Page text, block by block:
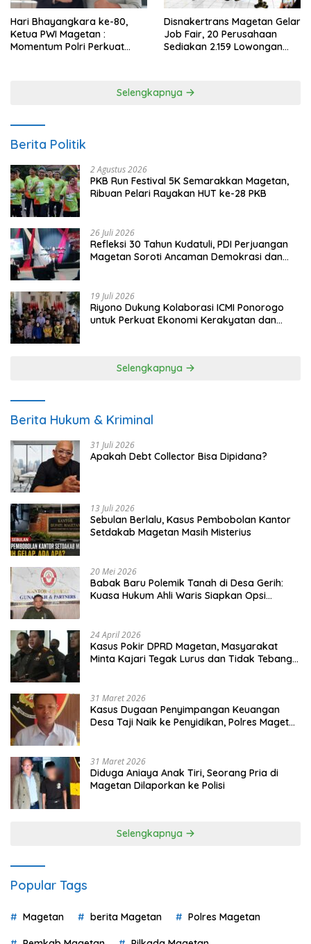
Hari Bhayangkara ke-80,
Ketua PWI Magetan :
Momentum Polri Perkuat
Disnakertrans Magetan Gelar
Job Fair, 20 Perusahaan
Sediakan 2.159 Lowongan
Selengkapnya
Berita Politik
2 Agustus 2026
PKB Run Festival 5K Semarakkan Magetan,
Ribuan Pelari Rayakan HUT ke-28 PKB
26 Juli 2026
Refleksi 30 Tahun Kudatuli, PDI Perjuangan
Magetan Soroti Ancaman Demokrasi dan
19 Juli 2026
Riyono Dukung Kolaborasi ICMI Ponorogo
untuk Perkuat Ekonomi Kerakyatan dan
Selengkapnya
Berita Hukum & Kriminal
31 Juli 2026
Apakah Debt Collector Bisa Dipidana?
13 Juli 2026
Sebulan Berlalu, Kasus Pembobolan Kantor
Setdakab Magetan Masih Misterius
20 Mei 2026
Babak Baru Polemik Tanah di Desa Gerih:
Kuasa Hukum Ahli Waris Siapkan Opsi
24 April 2026
Kasus Pokir DPRD Magetan, Masyarakat
Minta Kajari Tegak Lurus dan Tidak Tebang
31 Maret 2026
Kasus Dugaan Penyimpangan Keuangan
Desa Taji Naik ke Penyidikan, Polres Magetan
31 Maret 2026
Diduga Aniaya Anak Tiri, Seorang Pria di
Magetan Dilaporkan ke Polisi
Selengkapnya
Popular Tags
Magetan berita Magetan Polres Magetan